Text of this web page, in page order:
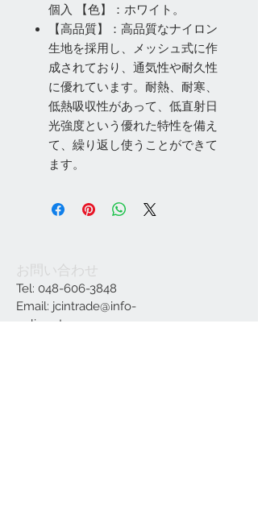
個入 【色】：ホワイト。
【高品質】：高品質なナイロン
生地を採用し、メッシュ式に作
成されており、通気性や耐久性
に優れています。耐熱、耐寒、
低熱吸収性があって、低直射日
光強度という優れた特性を備え
て、繰り返し使うことができて
ます。
お問い合わせ
Tel: 048-606-3848
Email: jcintrade@info-
online.store